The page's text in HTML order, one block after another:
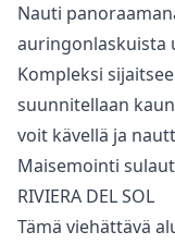
Nauti
auringonlaskuista
Kompleksi
suunnitellaan
voit kävellä ja
Maisemointi
RIVIERA DEL SOL
Tämä viehättävä